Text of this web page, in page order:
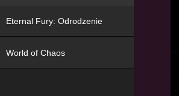
Eternal Fury: Odrodzenie
World of Chaos